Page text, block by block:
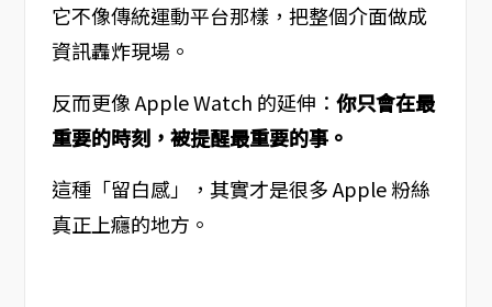
它不像傳統運動平台那樣，把整個介面做成
資訊轟炸現場。
反而更像 Apple Watch 的延伸： 你只會在最
重要的時刻，被提醒最重要的事。
這種「留白感」，其實才是很多 Apple 粉絲
真正上癮的地方。